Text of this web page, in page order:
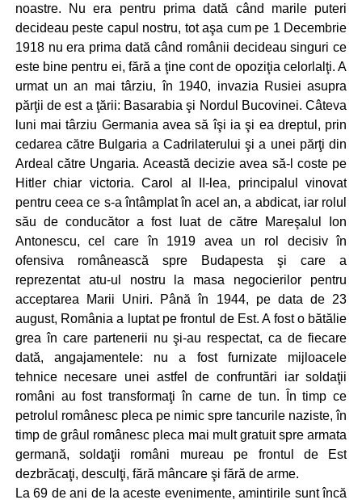
noastre. Nu era pentru prima dată când marile puteri
decideau peste capul nostru, tot aşa cum pe 1 Decembrie
1918 nu era prima dată când românii decideau singuri ce
este bine pentru ei, fără a ţine cont de opoziţia celorlalţi. A
urmat un an mai târziu, în 1940, invazia Rusiei asupra
părţii de est a ţării: Basarabia şi Nordul Bucovinei. Câteva
luni mai târziu Germania avea să îşi ia şi ea dreptul, prin
cedarea către Bulgaria a Cadrilaterului şi a unei părţi din
Ardeal către Ungaria. Această decizie avea să-l coste pe
Hitler chiar victoria. Carol al II-lea, principalul vinovat
pentru ceea ce s-a întâmplat în acel an, a abdicat, iar rolul
său de conducător a fost luat de către Mareşalul Ion
Antonescu, cel care în 1919 avea un rol decisiv în
ofensiva românească spre Budapesta şi care a
reprezentat atu-ul nostru la masa negocierilor pentru
acceptarea Marii Uniri. Până în 1944, pe data de 23
august, România a luptat pe frontul de Est. A fost o bătălie
grea în care partenerii nu şi-au respectat, ca de fiecare
dată, angajamentele: nu a fost furnizate mijloacele
tehnice necesare unei astfel de confruntări iar soldaţii
români au fost transformaţi în carne de tun. În timp ce
petrolul românesc pleca pe nimic spre tancurile naziste, în
timp de grâul românesc pleca mai mult gratuit spre armata
germană, soldaţii români mureau pe frontul de Est
dezbrăcaţi, desculţi, fără mâncare şi fără de arme.
La 69 de ani de la aceste evenimente, amintirile sunt încă